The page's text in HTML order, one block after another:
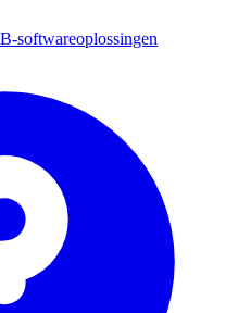
softwareoplossingen